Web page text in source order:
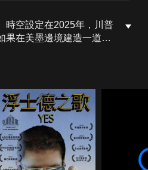
時空設定在2025年，川普
果在美墨邊境建造一道牆
不巧，隔天晚上七點，
，當警報響起，接下來的
用背負刑責。當全國都陷
道都鎖定比爾的家，想